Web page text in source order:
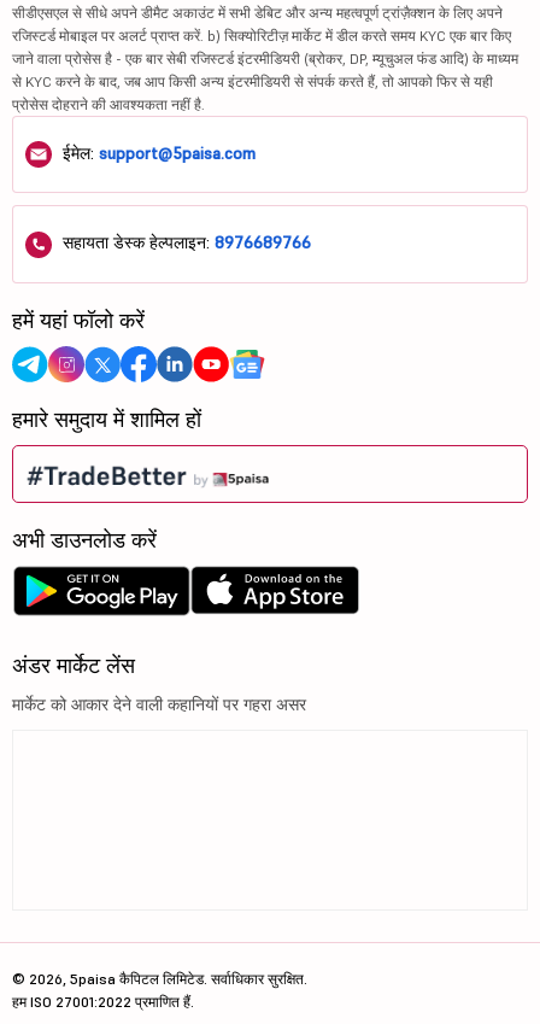
सीडीएसएल से सीधे अपने डीमैट अकाउंट में सभी डेबिट और अन्य महत्वपूर्ण ट्रांज़ैक्शन के लिए अपने
रजिस्टर्ड मोबाइल पर अलर्ट प्राप्त करें. b) सिक्योरिटीज़ मार्केट में डील करते समय KYC एक बार किए
जाने वाला प्रोसेस है - एक बार सेबी रजिस्टर्ड इंटरमीडियरी (ब्रोकर, DP, म्यूचुअल फंड आदि) के माध्यम
से KYC करने के बाद, जब आप किसी अन्य इंटरमीडियरी से संपर्क करते हैं, तो आपको फिर से यही
प्रोसेस दोहराने की आवश्यकता नहीं है.
ईमेल: support@5paisa.com
सहायता डेस्क हेल्पलाइन: 8976689766
हमें यहां फॉलो करें
हमारे समुदाय में शामिल हों
अभी डाउनलोड करें
अंडर मार्केट लेंस
मार्केट को आकार देने वाली कहानियों पर गहरा असर
© 2026, 5paisa कैपिटल लिमिटेड. सर्वाधिकार सुरक्षित.
हम ISO 27001:2022 प्रमाणित हैं.